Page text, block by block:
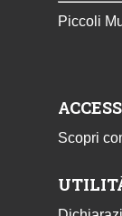
Piccoli
Scopri